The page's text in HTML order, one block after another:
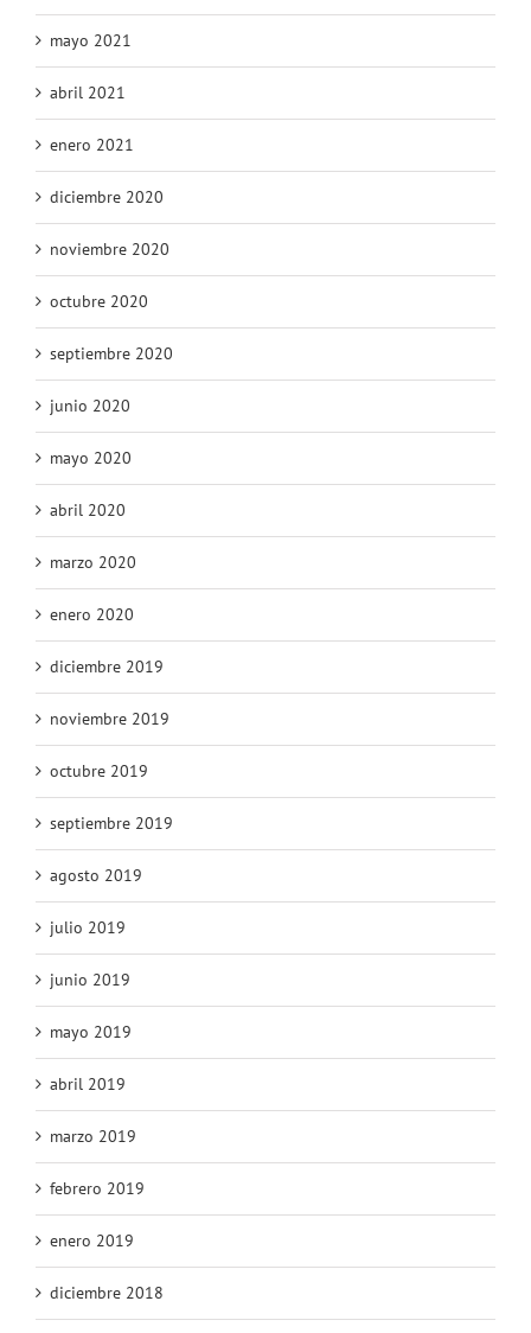
mayo 2021
abril 2021
enero 2021
diciembre 2020
noviembre 2020
octubre 2020
septiembre 2020
junio 2020
mayo 2020
abril 2020
marzo 2020
enero 2020
diciembre 2019
noviembre 2019
octubre 2019
septiembre 2019
agosto 2019
julio 2019
junio 2019
mayo 2019
abril 2019
marzo 2019
febrero 2019
enero 2019
diciembre 2018